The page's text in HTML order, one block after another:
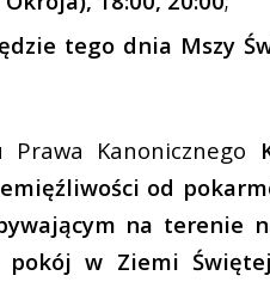
tego dnia Mszy
Kanonicznego
od
na terenie
pokój w Ziemi